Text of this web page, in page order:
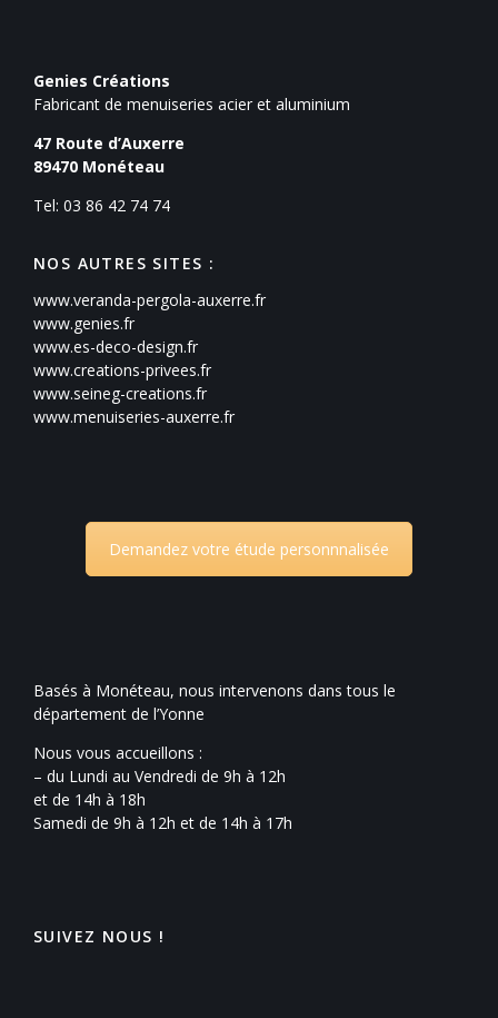
Genies Créations
Fabricant de menuiseries acier et aluminium
47 Route d’Auxerre
89470 Monéteau
Tel: 03 86 42 74 74
NOS AUTRES SITES :
www.veranda-pergola-auxerre.fr
www.genies.fr
www.es-deco-design.fr
www.creations-privees.fr
www.seineg-creations.fr
www.menuiseries-auxerre.fr
Demandez votre étude personnnalisée
Basés à Monéteau, nous intervenons dans tous le
département de l’Yonne
Nous vous accueillons :
– du Lundi au Vendredi de 9h à 12h
et de 14h à 18h
Samedi de 9h à 12h et de 14h à 17h
SUIVEZ NOUS !